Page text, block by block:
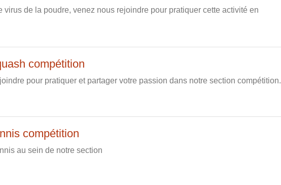
virus de la poudre, venez nous rejoindre pour pratiquer cette activité en
compétition
pour pratiquer et partager votre passion dans notre section compétition.
compétition
au sein de notre section